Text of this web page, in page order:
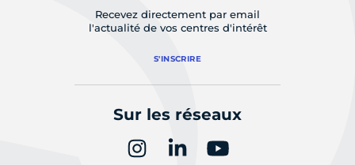
Recevez directement par email
l'actualité de vos centres d'intérêt
S'INSCRIRE
Sur les réseaux